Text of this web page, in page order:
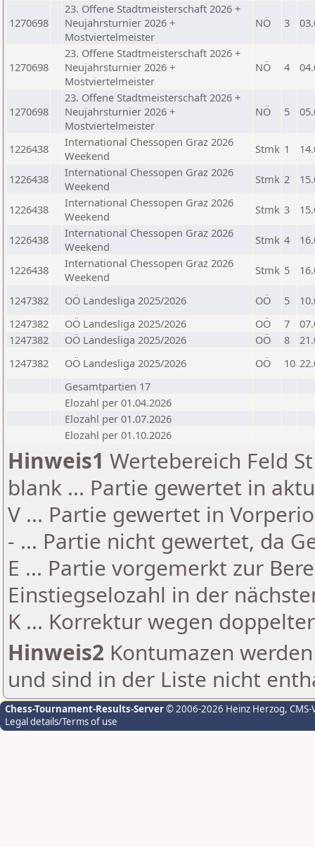
1270698
23. Offene Stadtmeisterschaft 2026 +
Neujahrsturnier 2026 +
Mostviertelmeister
NÖ 3
1270698
23. Offene Stadtmeisterschaft 2026 +
Neujahrsturnier 2026 +
Mostviertelmeister
NÖ 4
1270698
23. Offene Stadtmeisterschaft 2026 +
Neujahrsturnier 2026 +
Mostviertelmeister
NÖ 5
1226438
International Chessopen Graz 2026
Weekend
Stmk 1
1226438
International Chessopen Graz 2026
Weekend
Stmk 2
1226438
International Chessopen Graz 2026
Weekend
Stmk 3
1226438
International Chessopen Graz 2026
Weekend
Stmk 4
1226438
International Chessopen Graz 2026
Weekend
Stmk 5
1247382 OÖ Landesliga 2025/2026 OÖ 5
1247382
OÖ Landesliga 2025/2026 OÖ 7
1247382
OÖ Landesliga 2025/2026 OÖ 8
1247382
OÖ Landesliga 2025/2026 OÖ 10
Gesamtpartien 17
Elozahl per 01.04.2026
Elozahl per 01.07.2026
Elozahl per 01.10.2026
Hinweis1 Wertebereich Feld
blank ... Partie gewertet in
V ... Partie gewertet in
- ... Partie nicht gewertet, da
E ... Partie vorgemerkt zur
Einstiegselozahl in der
K ... Korrektur wegen
Hinweis2 Kontumazen
und sind in der Liste nicht
Chess-Tournament-Results-Server© 2006-2026 Heinz Herzog,
Legal details/Terms of use